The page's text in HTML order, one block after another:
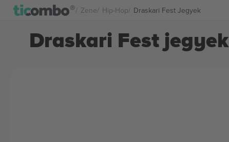
Zene Hip-Hop Draskari Fest Jegyek
Draskari Fest jegyek